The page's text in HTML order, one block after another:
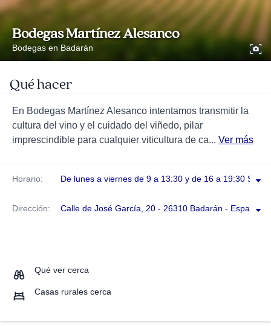
Bodegas Martínez Alesanco
Bodegas en Badarán
Qué hacer
En Bodegas Martínez Alesanco intentamos transmitir la
cultura del vino y el cuidado del viñedo, pilar
imprescindible para cualquier viticultura de ca... Ver más
Horario: De lunes a viernes de 9 a 13:30 y de 16 a 19:30
Dirección: Calle de José García, 20 - 26310 Badarán - España
Qué ver cerca
Casas rurales cerca